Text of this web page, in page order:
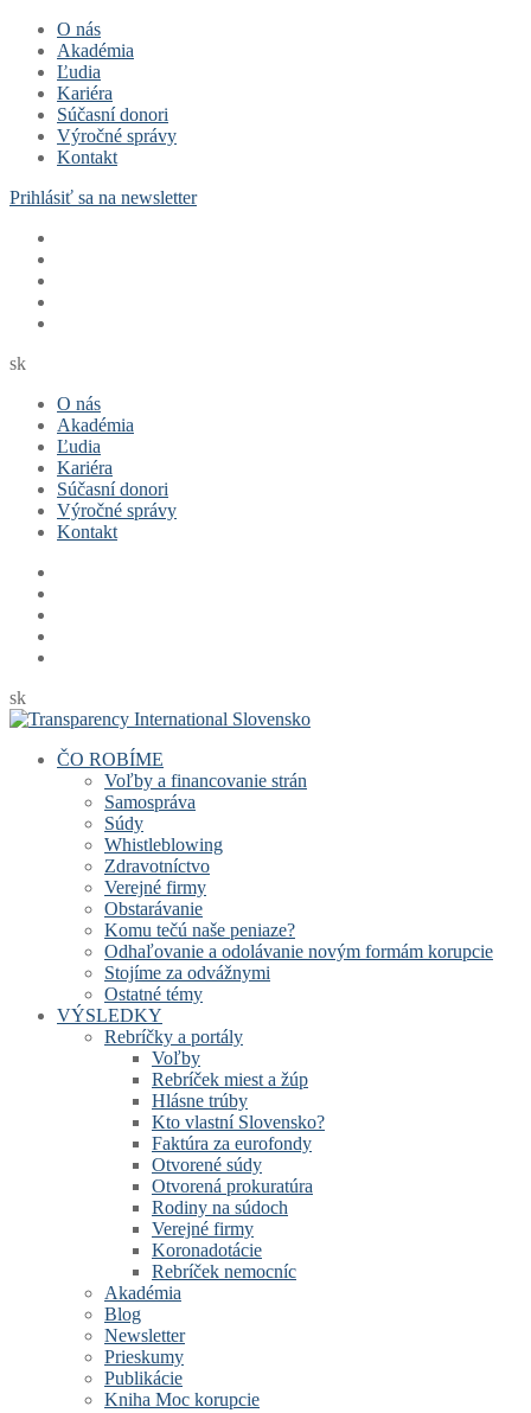
O nás
Akadémia
Ľudia
Kariéra
Súčasní donori
Výročné správy
Kontakt
Prihlásiť sa na newsletter
sk
O nás
Akadémia
Ľudia
Kariéra
Súčasní donori
Výročné správy
Kontakt
sk
ČO ROBÍME
Voľby a financovanie strán
Samospráva
Súdy
Whistleblowing
Zdravotníctvo
Verejné firmy
Obstarávanie
Komu tečú naše peniaze?
Odhaľovanie a odolávanie novým formám korupcie
Stojíme za odvážnymi
Ostatné témy
VÝSLEDKY
Rebríčky a portály
Voľby
Rebríček miest a žúp
Hlásne trúby
Kto vlastní Slovensko?
Faktúra za eurofondy
Otvorené súdy
Otvorená prokuratúra
Rodiny na súdoch
Verejné firmy
Koronadotácie
Rebríček nemocníc
Akadémia
Blog
Newsletter
Prieskumy
Publikácie
Kniha Moc korupcie